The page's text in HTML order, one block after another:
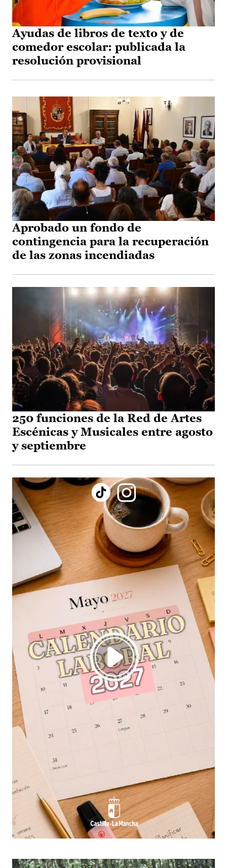
Ayudas de libros de texto y de
comedor escolar: publicada la
resolución provisional
Aprobado un fondo de
contingencia para la recuperación
de las zonas incendiadas
250 funciones de la Red de Artes
Escénicas y Musicales entre agosto
y septiembre